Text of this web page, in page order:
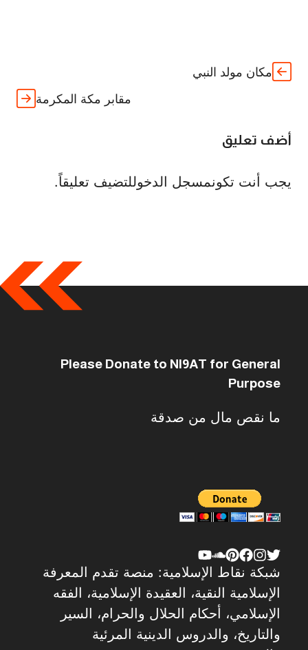
مكان مولد النبي
مقابر مكة المكرمة
أضف تعليق
يجب أنت تكونمسجل الدخوللتضيف تعليقاً.
Please Donate to NI9AT for General
Purpose
ما نقص مال من صدقة
شبكة نقاط الإسلامية: منصة تقدم المعرفة
الإسلامية النقية، العقيدة الإسلامية، الفقه
الإسلامي، أحكام الحلال والحرام، السير
والتاريخ، والدروس الدينية المرئية